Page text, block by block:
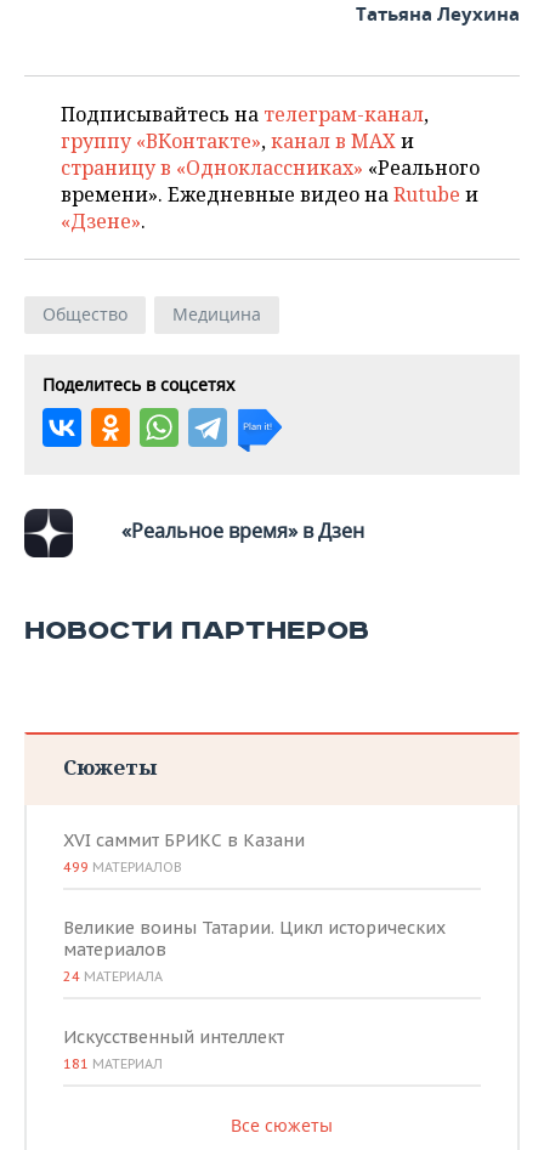
Татьяна Леухина
Подписывайтесь на телеграм-канал,
группу «ВКонтакте»,канал в MAXи
страницу в «Одноклассниках» «Реального
времени». Ежедневные видео наRutube и
«Дзене».
Общество Медицина
Поделитесь в соцсетях
«Реальное время» в Дзен
НОВОСТИ ПАРТНЕРОВ
Сюжеты
XVI саммит БРИКС в Казани
499 МАТЕРИАЛОВ
Великие воины Татарии. Цикл исторических
материалов
24 МАТЕРИАЛА
Искусственный интеллект
181 МАТЕРИАЛ
Все сюжеты